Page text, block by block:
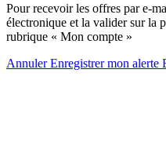
Pour recevoir les offres par e-
électronique et la valider sur la
rubrique « Mon compte »
AnnulerEnregistrer mon alerte